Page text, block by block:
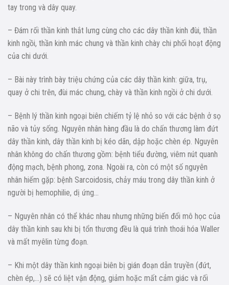
tay trong và dây quay.
– Đám rối thần kinh thắt lưng cùng cho các dây thần kinh đùi, thần
kinh ngồi, thần kinh mác chung và thần kinh chày chi phối hoạt động
của chi dưới.
– Bài này trình bày triệu chứng của các dây thần kinh: giữa, trụ,
quay ở chi trên, đùi mác chung, chày và thần kinh ngồi ở chi dưới.
– Bệnh lý thần kinh ngoại biên chiếm tỷ lệ nhỏ so với các bệnh ở sọ
não và tủy sống. Nguyên nhân hàng đầu là do chấn thương làm đứt
dây thần kinh, dây thần kinh bị kéo dãn, dập hoặc chèn ép. Nguyên
nhân không do chấn thương gồm: bệnh tiểu đường, viêm nút quanh
động mạch, bệnh phong, zona. Ngoài ra, còn có một số nguyên
nhân hiếm gặp: bệnh Sarcoidosis, chảy máu trong dây thần kinh ở
người bị hemophilie, dị ứng…
– Nguyên nhân có thể khác nhau nhưng những biến đổi mô học của
dây thần kinh sau khi bị tổn thương đều là quá trình thoái hóa Waller
và mất myêlin từng đoạn.
– Khi một dây thần kinh ngoại biên bị gián đoạn dẫn truyền (đứt,
chèn ép,…) sẽ có liệt vận động, giảm hoặc mất cảm giác và rối